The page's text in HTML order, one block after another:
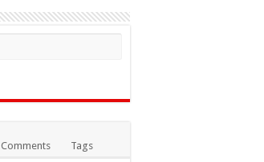
Comments Tags